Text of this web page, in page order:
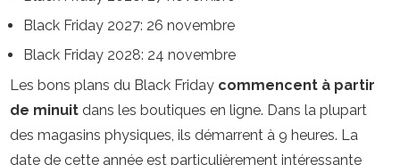
Black Friday 2027: 26 novembre
Black Friday 2028: 24 novembre
Les bons plans du Black Friday commencent à partir
de minuit dans les boutiques en ligne. Dans la plupart
des magasins physiques, ils démarrent à 9 heures. La
date de cette année est particulièrement intéressante